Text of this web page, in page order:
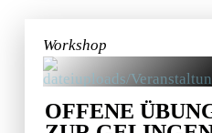
Workshop
OFFENE